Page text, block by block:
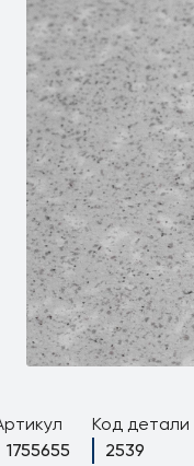
1755655
Код детали
2539